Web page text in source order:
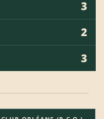
3
2
3